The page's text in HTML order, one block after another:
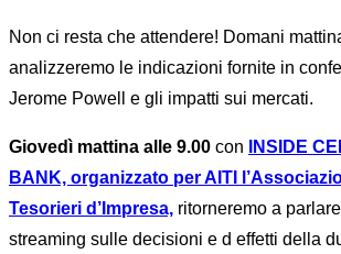
Non ci resta che attendere! Domani
analizzeremo le indicazioni fornite in
Jerome Powell e gli impatti sui mercati.
Giovedì mattina alle 9.00 con
INSIDE
BANK, organizzato per AITI
Tesorieri d’Impresa, ritorneremo a
streaming sulle decisioni e d effetti della